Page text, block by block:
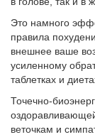
Это намного
правила
внешнее ваше
усиленному
таблетках и
Точечно-
веточкам и